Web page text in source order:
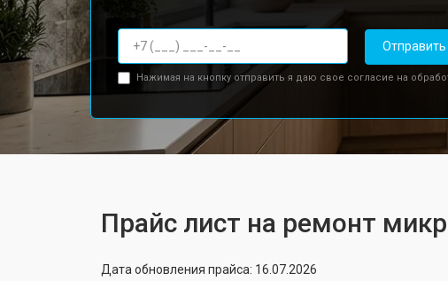
Отправить
Нажимая на кнопку отправить я даю свое согласие на
Прайс лист на ремонт
Дата обновления прайса: 16.07.2026